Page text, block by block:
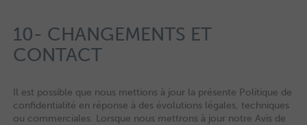
10- CHANGEMENTS ET
CONTACT
Il est possible que nous mettions à jour la présente Politique de
confidentialité en réponse à des évolutions légales, techniques
ou commerciales. Lorsque nous mettrons à jour notre Avis de